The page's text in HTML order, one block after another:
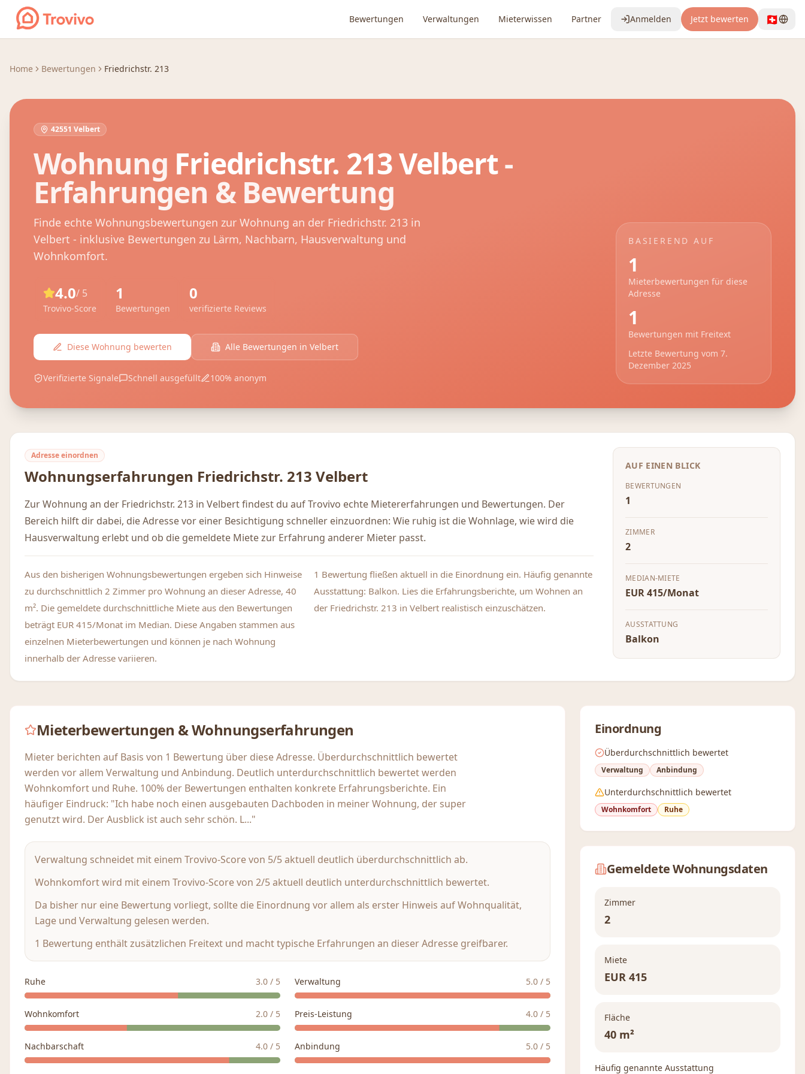
Zum Inhalt springen
Bewertungen Verwaltungen Mieterwissen Partner Anmelden Jetzt bewerten 🇨🇭
Home Bewertungen Friedrichstr. 213
42551 Velbert
Wohnung Friedrichstr. 213Velbert-
Erfahrungen & Bewertung
Finde echte Wohnungsbewertungen zur Wohnung an der Friedrichstr. 213 in
Velbert - inklusive Bewertungen zu Lärm, Nachbarn, Hausverwaltung und
Wohnkomfort.
4.0/ 5
Trovivo-Score
1
Bewertungen
0
verifizierte Reviews
Diese Wohnung bewerten Alle Bewertungen in Velbert
Verifizierte Signale Schnell ausgefüllt 100% anonym
BASIEREND AUF
1
Mieterbewertungen für diese
Adresse
1
Bewertungen mit Freitext
Letzte Bewertung vom 7.
Dezember 2025
Adresse einordnen
Wohnungserfahrungen Friedrichstr. 213 Velbert
Zur Wohnung an der Friedrichstr. 213 in Velbert findest du auf Trovivo echte Mietererfahrungen und Bewertungen. Der
Bereich hilft dir dabei, die Adresse vor einer Besichtigung schneller einzuordnen: Wie ruhig ist die Wohnlage, wie wird die
Hausverwaltung erlebt und ob die gemeldete Miete zur Erfahrung anderer Mieter passt.
Aus den bisherigen Wohnungsbewertungen ergeben sich Hinweise
zu durchschnittlich 2 Zimmer pro Wohnung an dieser Adresse, 40
m². Die gemeldete durchschnittliche Miete aus den Bewertungen
beträgt EUR 415/Monat im Median. Diese Angaben stammen aus
einzelnen Mieterbewertungen und können je nach Wohnung
innerhalb der Adresse variieren.
1 Bewertung fließen aktuell in die Einordnung ein. Häufig genannte
Ausstattung: Balkon. Lies die Erfahrungsberichte, um Wohnen an
der Friedrichstr. 213 in Velbert realistisch einzuschätzen.
AUF EINEN BLICK
BEWERTUNGEN
1
ZIMMER
2
MEDIAN-MIETE
EUR 415/Monat
AUSSTATTUNG
Balkon
Mieterbewertungen & Wohnungserfahrungen
Mieter berichten auf Basis von 1 Bewertung über diese Adresse. Überdurchschnittlich bewertet
werden vor allem Verwaltung und Anbindung. Deutlich unterdurchschnittlich bewertet werden
Wohnkomfort und Ruhe. 100% der Bewertungen enthalten konkrete Erfahrungsberichte. Ein
häufiger Eindruck: "Ich habe noch einen ausgebauten Dachboden in meiner Wohnung, der super
genutzt wird. Der Ausblick ist auch sehr schön. L..."
Verwaltung schneidet mit einem Trovivo-Score von 5/5 aktuell deutlich überdurchschnittlich ab.
Wohnkomfort wird mit einem Trovivo-Score von 2/5 aktuell deutlich unterdurchschnittlich bewertet.
Da bisher nur eine Bewertung vorliegt, sollte die Einordnung vor allem als erster Hinweis auf Wohnqualität,
Lage und Verwaltung gelesen werden.
1 Bewertung enthält zusätzlichen Freitext und macht typische Erfahrungen an dieser Adresse greifbarer.
Ruhe 3.0 / 5 Verwaltung 5.0 / 5
Wohnkomfort 2.0 / 5 Preis-Leistung 4.0 / 5
Nachbarschaft 4.0 / 5 Anbindung 5.0 / 5
Einordnung
Überdurchschnittlich bewertet
Verwaltung Anbindung
Unterdurchschnittlich bewertet
Wohnkomfort Ruhe
Gemeldete Wohnungsdaten
Zimmer
2
Miete
EUR 415
Fläche
40 m²
Häufig genannte Ausstattung